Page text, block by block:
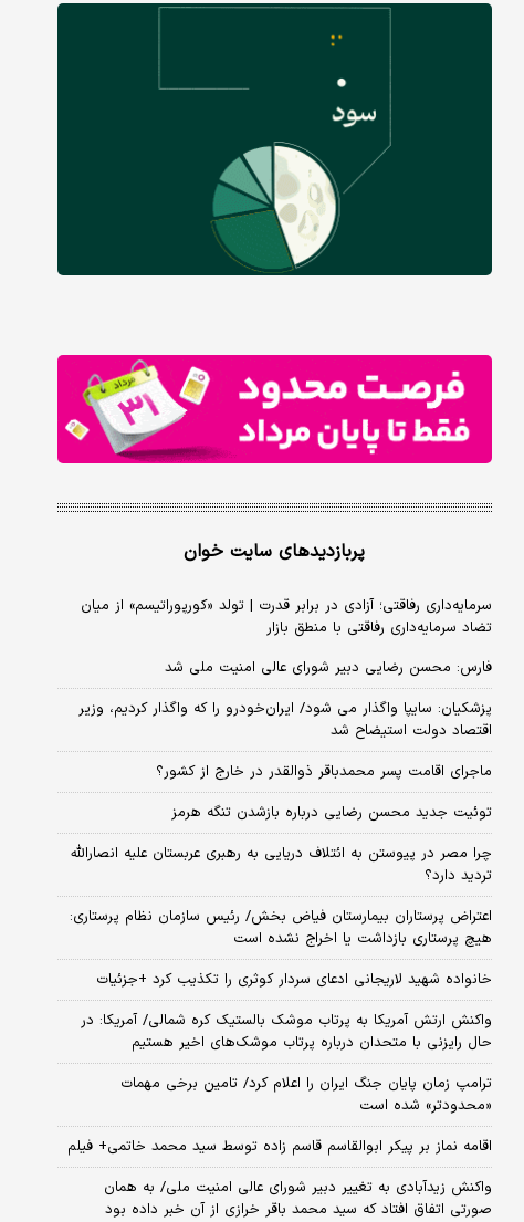
پربازدیدهای سایت خوان
سرمایه‌داری رفاقتی؛ آزادی در برابر قدرت | تولد «کورپوراتیسم» از میان
تضاد سرمایه‌داری رفاقتی با منطق بازار
فارس: محسن رضایی دبیر شورای عالی امنیت ملی شد
پزشکیان: سایپا واگذار می شود/ ایران‌خودرو را که واگذار کردیم، وزیر
اقتصاد دولت استیضاح شد
ماجرای اقامت پسر محمدباقر ذوالقدر در خارج از کشور؟
توئیت جدید محسن رضایی درباره بازشدن تنگه هرمز
چرا مصر در پیوستن به ائتلاف دریایی به رهبری عربستان علیه انصارالله
تردید دارد؟
اعتراض پرستاران بیمارستان فیاض بخش/ رئیس سازمان نظام پرستاری:
هیچ پرستاری بازداشت یا اخراج نشده است
خانواده شهید لاریجانی ادعای سردار کوثری را تکذیب کرد +جزئیات
واکنش ارتش آمریکا به پرتاب موشک بالستیک کره شمالی/ آمریکا: در
حال رایزنی با متحدان درباره پرتاب موشک‌های اخیر هستیم
ترامپ زمان پایان جنگ ایران را اعلام کرد/ تامین برخی مهمات
«محدودتر» شده است
اقامه نماز بر پیکر ابوالقاسم قاسم زاده توسط سید محمد خاتمی+ فیلم
واکنش زیدآبادی به تغییر دبیر شورای عالی امنیت ملی/ به همان
صورتی اتفاق افتاد که سید محمد باقر خرازی از آن خبر داده بود